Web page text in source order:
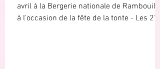
avril à la Bergerie nationale de Rambouillet
à l'occasion de la fête de la tonte - Les 27-